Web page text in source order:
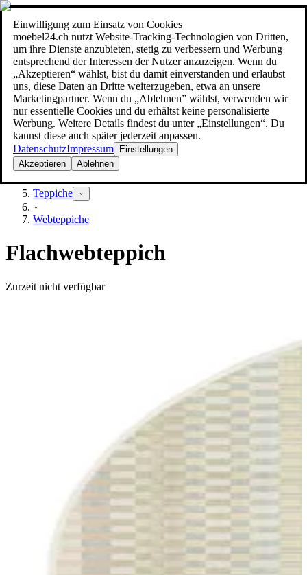
Einwilligung zum Einsatz von Cookies
moebel24.ch nutzt Website-Tracking-Technologien von Dritten,
um ihre Dienste anzubieten, stetig zu verbessern und Werbung
entsprechend der Interessen der Nutzer anzuzeigen. Wenn du
„Akzeptieren“ wählst, bist du damit einverstanden und erlaubst
uns, diese Daten an Dritte weiterzugeben, etwa an unsere
Marketingpartner. Wenn du „Ablehnen” wählst, verwenden wir
nur essentielle Cookies und du erhältst keine personalisierte
Werbung. Weitere Details findest du unter „Einstellungen“. Du
kannst diese auch später jederzeit anpassen.
DatenschutzImpressum
Einstellungen
Akzeptieren
Ablehnen
Suche
moebel dir den besten Preis!moebel dir den besten Preis!
Heimtextilien
Teppiche
Webteppiche
Flachwebteppich
Zurzeit nicht verfügbar